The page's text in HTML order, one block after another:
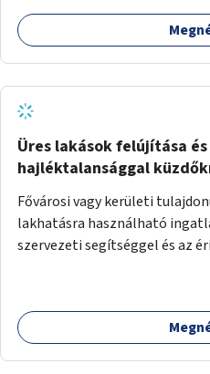
civil/szakmai szervezeti
segítségen,
szemléletformálást is céljának
Üres lakások felújítása
hajléktalansággal
Fővárosi vagy kerületi
lakhatásra használható
szervezeti segítséggel és az